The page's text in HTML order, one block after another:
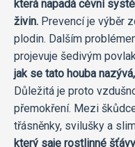
která napadá cévní
živin. Prevencí je výběr
plodin. Dalším
projevuje šedivým
jak se tato houba
Důležitá je proto
přemokření. Mezi
třásněnky, svilušky a
který saje rostlinné